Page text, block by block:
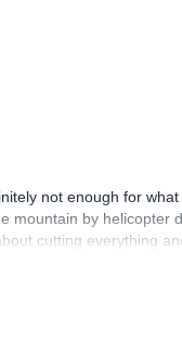
Next time I'm back
not enough for
by
cutting everything
ever again for the